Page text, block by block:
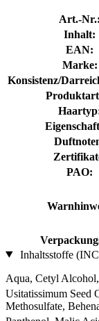
Art.-Nr.:
Inhalt:
EAN:
Marke:
Konsistenz/
PAO:
Inhaltsstoffe
Aqua, Cetyl
Usitatissimum Seed
Methosulfate,